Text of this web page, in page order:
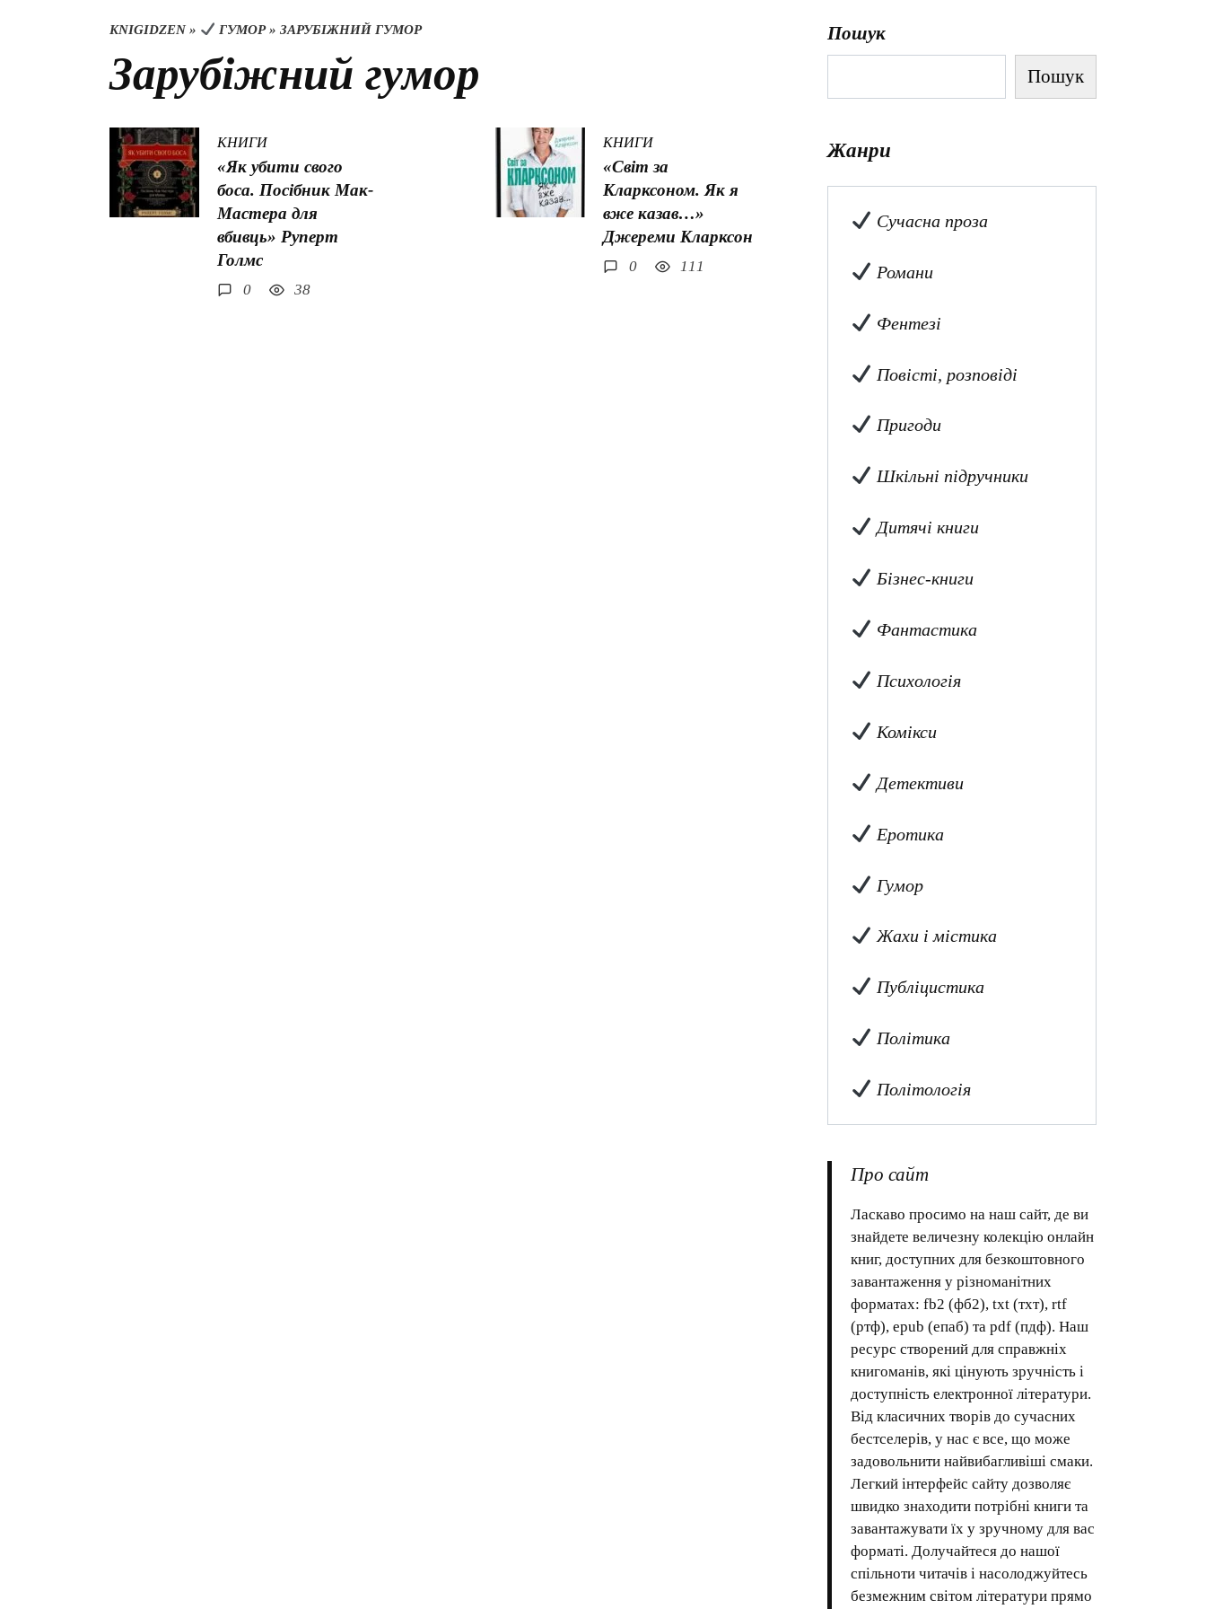
KNIGIDZEN» ГУМОР» ЗАРУБІЖНИЙ ГУМОР
Зарубіжний гумор
КНИГИ
«Як убити свого
боса. Посібник Мак-
Мастера для
вбивць» Руперт
Голмс
0 38
КНИГИ
«Світ за
Кларксоном. Як я
вже казав…»
Джереми Кларксон
0 111
Пошук
Пошук
Жанри
Сучасна проза
Романи
Фентезі
Повісті, розповіді
Пригоди
Шкільні підручники
Дитячі книги
Бізнес-книги
Фантастика
Психологія
Комікси
Детективи
Еротика
Гумор
Жахи і містика
Публіцистика
Політика
Політологія
Про сайт
Ласкаво просимо на наш сайт, де ви
знайдете величезну колекцію онлайн
книг, доступних для безкоштовного
завантаження у різноманітних
форматах: fb2 (фб2), txt (тхт), rtf
(ртф), epub (епаб) та pdf (пдф). Наш
ресурс створений для справжніх
книгоманів, які цінують зручність і
доступність електронної літератури.
Від класичних творів до сучасних
бестселерів, у нас є все, що може
задовольнити найвибагливіші смаки.
Легкий інтерфейс сайту дозволяє
швидко знаходити потрібні книги та
завантажувати їх у зручному для вас
форматі. Долучайтеся до нашої
спільноти читачів і насолоджуйтесь
безмежним світом літератури прямо